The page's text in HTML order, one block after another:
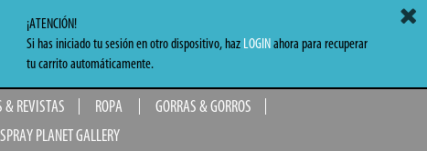
& REVISTAS ROPA
GORRAS & GORROS
SPRAY PLANET GALLERY
¡ATENCIÓN!
Si has iniciado tu sesión en otro dispositivo, haz LOGINahora para recuperar
tu carrito automáticamente.